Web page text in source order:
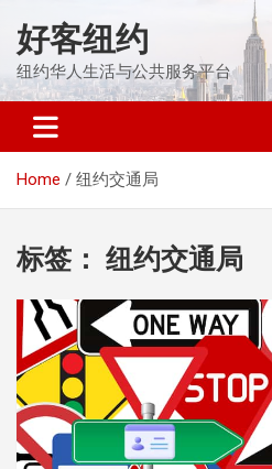
content
好客纽约
纽约华人生活与公共服务平台
Home 纽约交通局
标签： 纽约交通局